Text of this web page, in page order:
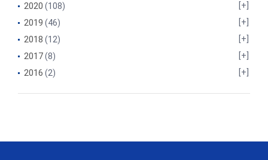
2020 (108)
2019 (46)
2018 (12)
2017(8)
2016 (2)